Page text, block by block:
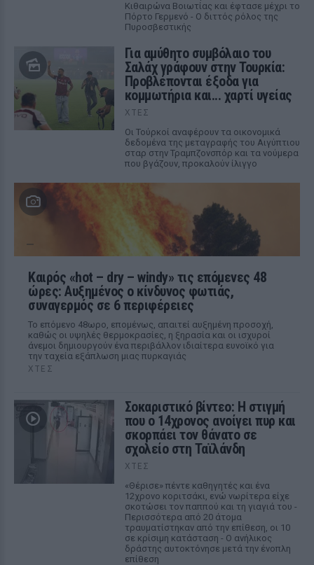
Κιθαιρώνα Βοιωτίας και έφτασε μέχρι το
Πόρτο Γερμενό - Ο διττός ρόλος της
Πυροσβεστικής
Για αμύθητο συμβόλαιο του
Σαλάχ γράφουν στην Τουρκία:
Προβλέπονται έξοδα για
κομμωτήρια και... χαρτί υγείας
ΧΤΕΣ
Οι Τούρκοί αναφέρουν τα οικονομικά
δεδομένα της μεταγραφής του Αιγύπτιου
σταρ στην Τραμπζονσπόρ και τα νούμερα
που βγάζουν, προκαλούν ίλιγγο
Καιρός «hot – dry – windy» τις επόμενες 48
ώρες: Αυξημένος ο κίνδυνος φωτιάς,
συναγερμός σε 6 περιφέρειες
Το επόμενο 48ωρο, επομένως, απαιτεί αυξημένη προσοχή,
καθώς οι υψηλές θερμοκρασίες, η ξηρασία και οι ισχυροί
άνεμοι δημιουργούν ένα περιβάλλον ιδιαίτερα ευνοϊκό για
την ταχεία εξάπλωση μιας πυρκαγιάς
ΧΤΕΣ
Σοκαριστικό βίντεο: Η στιγμή
που ο 14χρονος ανοίγει πυρ και
σκορπάει τον θάνατο σε
σχολείο στη Ταϊλάνδη
ΧΤΕΣ
«Θέρισε» πέντε καθηγητές και ένα
12χρονο κοριτσάκι, ενώ νωρίτερα είχε
σκοτώσει τον παππού και τη γιαγιά του -
Περισσότερα από 20 άτομα
τραυματίστηκαν από την επίθεση, οι 10
σε κρίσιμη κατάσταση - Ο ανήλικος
δράστης αυτοκτόνησε μετά την ένοπλη
επίθεση